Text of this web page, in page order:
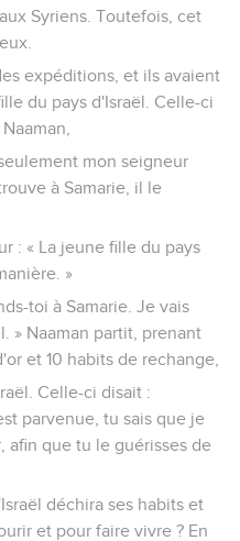
Syriens. Toutefois, cet
expéditions, et ils avaient
du pays d'Israël. Celle-ci
mon seigneur
à Samarie, il le
: « La jeune fille du pays
»
toi à Samarie. Je vais
» Naaman partit, prenant
et 10 habits de rechange,
Celle-ci disait :
parvenue, tu sais que je
afin que tu le guérisses de
déchira ses habits et
et pour faire vivre ? En